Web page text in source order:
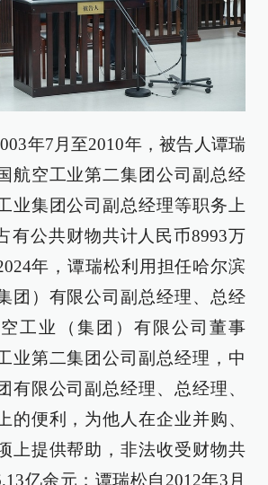
年7月至2010年，被告人谭瑞
航空工业第二集团公司副总经
业集团公司副总经理等职务上
有公共财物共计人民币8993万
年，谭瑞松利用担任哈尔滨
团）有限公司副总经理、总经
工业（集团）有限公司董事
业第二集团公司副总经理，中
有限公司副总经理、总经理、
的便利，为他人在企业并购、
上提供帮助，非法收受财物共
亿余元；谭瑞松自2012年3月